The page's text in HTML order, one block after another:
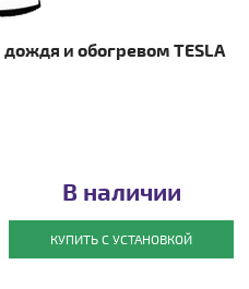
и обогревом TESLA
В наличии
КУПИТЬ С УСТАНОВКОЙ